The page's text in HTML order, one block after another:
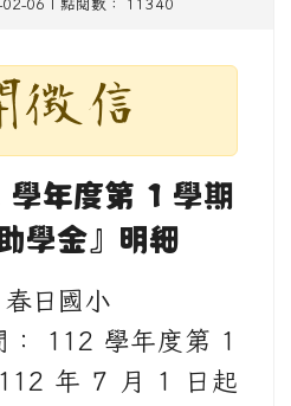
06 | 點閱數： 11340
徵信
年度第 1 學期
學金』明細
日國小
： 112 學年度第 1
年 7 月 1 日起